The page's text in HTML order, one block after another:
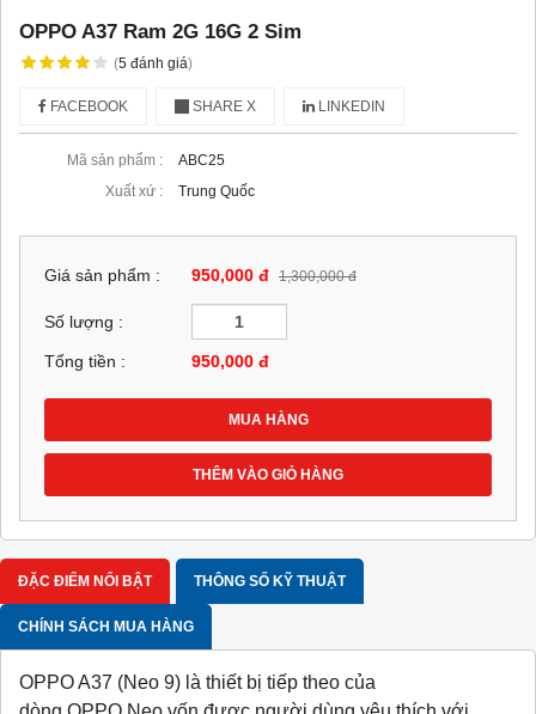
OPPO A37 Ram 2G 16G 2 Sim
(5 đánh giá)
FACEBOOK SHARE X LINKEDIN
Mã sản phẩm :
ABC25
Xuất xứ :
Trung Quốc
Giá sản phẩm : 950,000 đ 1,300,000 đ
Số lượng :
Tổng tiền : 950,000 đ
MUA HÀNG
THÊM VÀO GIỎ HÀNG
ĐẶC ĐIỂM NỔI BẬT THÔNG SỐ KỸ THUẬT
CHÍNH SÁCH MUA HÀNG
OPPO A37 (Neo 9) là thiết bị tiếp theo của